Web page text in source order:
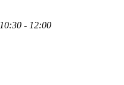
10:30 - 12:00